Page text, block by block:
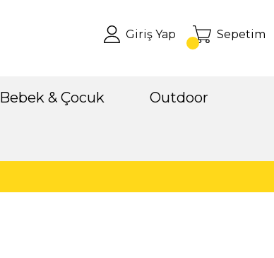
Giriş Yap Sepetim
Bebek & Çocuk Outdoor